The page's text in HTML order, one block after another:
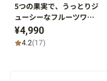
5つの果実で、うっとりジ
ューシーなフルーツワイ
ンできちゃいました。
¥4,990
4.2(17)